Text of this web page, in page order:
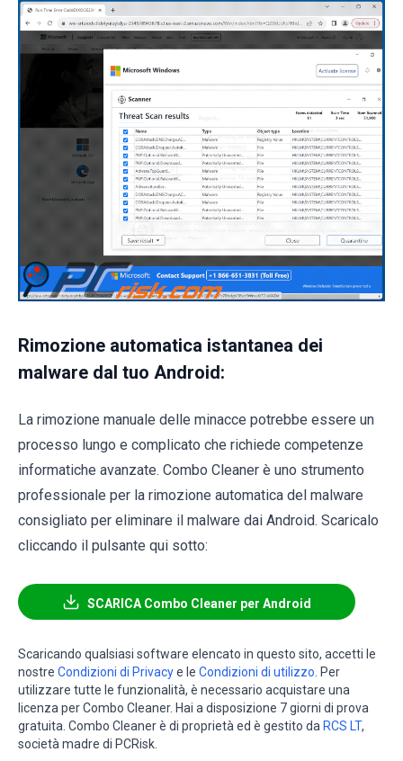
Rimozione automatica istantanea dei
malware dal tuo Android:
La rimozione manuale delle minacce potrebbe essere un
processo lungo e complicato che richiede competenze
informatiche avanzate. Combo Cleaner è uno strumento
professionale per la rimozione automatica del malware
consigliato per eliminare il malware dai Android. Scaricalo
cliccando il pulsante qui sotto:
SCARICA Combo Cleaner per Android
Scaricando qualsiasi software elencato in questo sito, accetti le
nostre Condizioni di Privacye le Condizioni di utilizzo . Per
utilizzare tutte le funzionalità, è necessario acquistare una
licenza per Combo Cleaner. Hai a disposizione 7 giorni di prova
gratuita. Combo Cleaner è di proprietà ed è gestito da RCS LT,
società madre di PCRisk.